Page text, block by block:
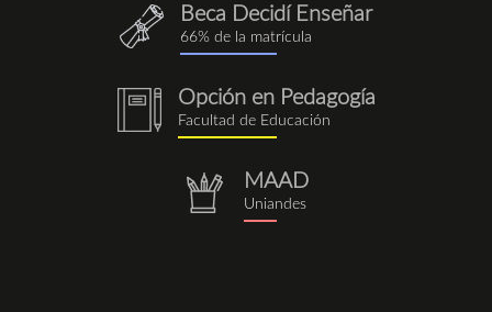
QuieroEnseñar.png
Beca Decidí Enseñar
66% de la matrícula
notebook
(1).png
Opción en Pedagogía
Facultad de Educación
repositorio.png
MAAD
Uniandes